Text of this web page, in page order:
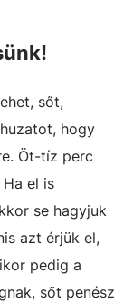
sőt,
hogy
Öt-tíz perc
el is
se hagyjuk
azt érjük el,
pedig a
sőt penész